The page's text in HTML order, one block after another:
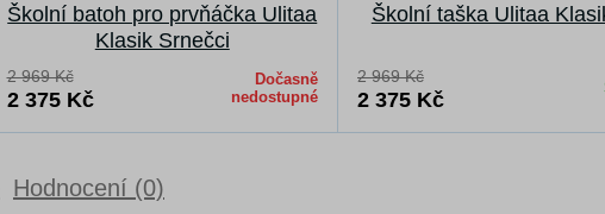
Školní batoh pro prvňáčka Ulitaa
Klasik Srnečci
2 969 Kč
2 375 Kč
Dočasně
nedostupné
Školní taška Ulitaa
2 969 Kč
2 375 Kč
Hodnocení (0)